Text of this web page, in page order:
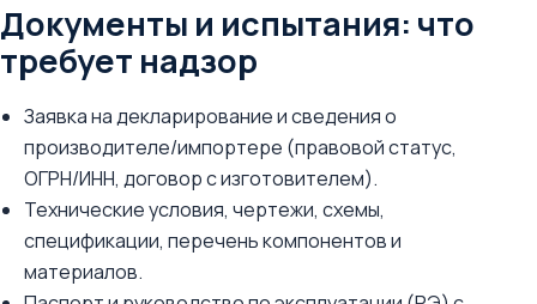
Документы и испытания: что
требует надзор
Заявка на декларирование и сведения о
производителе/импортере (правовой статус,
ОГРН/ИНН, договор с изготовителем).
Технические условия, чертежи, схемы,
спецификации, перечень компонентов и
материалов.